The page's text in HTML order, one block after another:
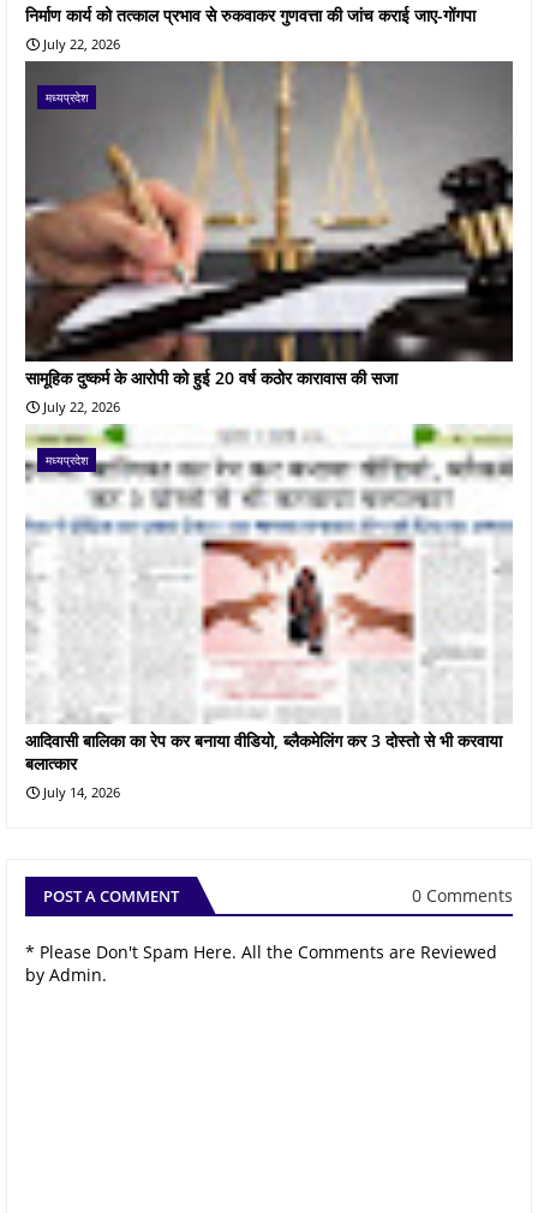
निर्माण कार्य को तत्काल प्रभाव से रुकवाकर गुणवत्ता की जांच कराई जाए-गोंगपा
July 22, 2026
मध्यप्रदेश
सामूहिक दुष्कर्म के आरोपी को हुई 20 वर्ष कठोर कारावास की सजा
July 22, 2026
मध्यप्रदेश
आदिवासी बालिका का रेप कर बनाया वीडियो, ब्लैकमेलिंग कर 3 दोस्तो से भी करवाया
बलात्कार
July 14, 2026
POST A COMMENT 0 Comments
* Please Don't Spam Here. All the Comments are Reviewed
by Admin.